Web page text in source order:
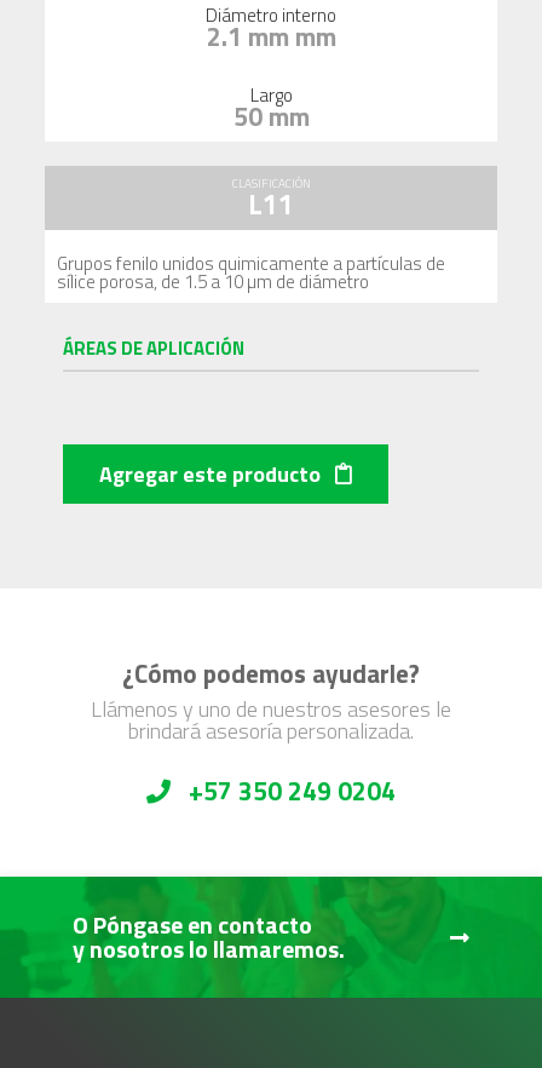
Diámetro interno
2.1 mm mm
Largo
50 mm
CLASIFICACIÓN
L11
Grupos fenilo unidos quimicamente a partículas de
sílice porosa, de 1.5 a 10 µm de diámetro
ÁREAS DE APLICACIÓN
Agregar este producto
¿Cómo podemos ayudarle?
Llámenos y uno de nuestros asesores le
brindará asesoría personalizada.
+57 350 249 0204
O Póngase en contacto
y nosotros lo llamaremos.